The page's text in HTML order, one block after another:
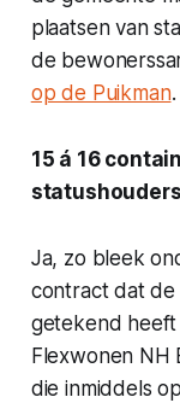
plaatsen van
de
op de Puikman.
15 á 16
statushouders
Ja, zo bleek
contract dat de
getekend heeft
Flexwonen NH
die inmiddels